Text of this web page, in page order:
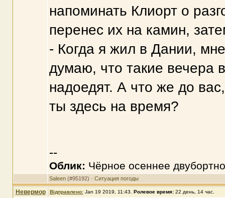
напоминать Клиорт о
перенес их на камин,
- Когда я жил в Дании,
думаю, что такие вечера
надоедят. А что же до
ты здесь на время?
--
Облик: Чёрное осеннее
Saleen(#95192) · Ситуация погоды
Невермор Відправлено: Jan 19 2019, 11:43 Ролевое время:22 день, 14 час.